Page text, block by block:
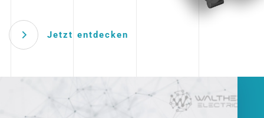
Jetzt entdecken